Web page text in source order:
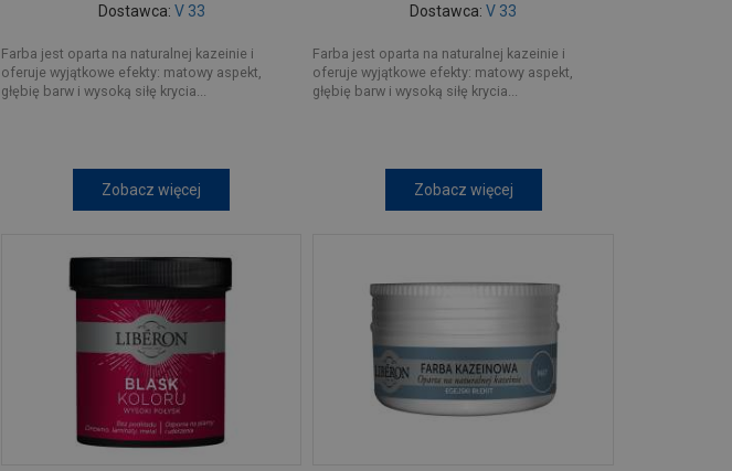
Dostawca: V 33
Farba jest oparta na naturalnej kazeinie i
oferuje wyjątkowe efekty: matowy aspekt,
głębię barw i wysoką siłę krycia...
Zobacz więcej
Dostawca:V 33
Farba jest oparta na naturalnej kazeinie i
oferuje wyjątkowe efekty: matowy aspekt,
głębię barw i wysoką siłę krycia...
Zobacz więcej